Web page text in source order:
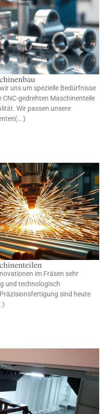
uns um spezielle Bedürfnisse
gedrehten Maschinenteile
Wir passen unsere
im Fräsen sehr
und technologisch
sind heute